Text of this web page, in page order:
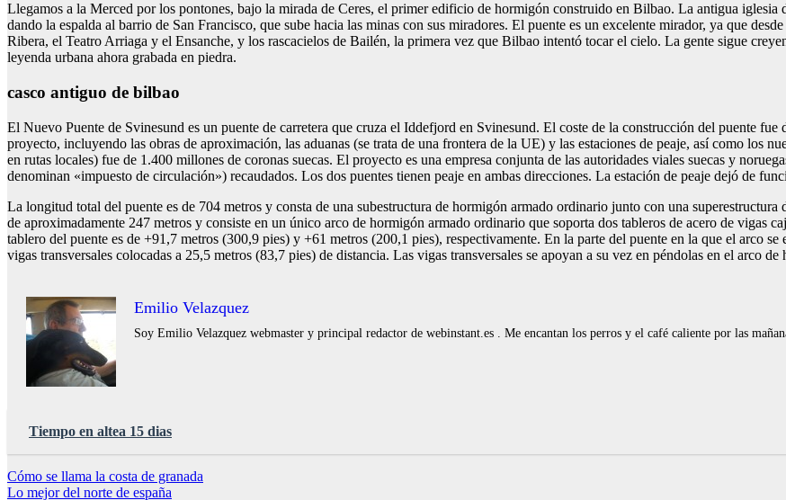
Llegamos a la Merced por los pontones, bajo la mirada de Ceres, el primer edificio de hormigón construido en Bilbao. La antigua
dando la espalda al barrio de San Francisco, que sube hacia las minas con sus miradores. El puente es un excelente mirador, ya que
Ribera, el Teatro Arriaga y el Ensanche, y los rascacielos de Bailén, la primera vez que Bilbao intentó tocar el cielo. La gente sigue
leyenda urbana ahora grabada en piedra.
casco antiguo de bilbao
El Nuevo Puente de Svinesund es un puente de carretera que cruza el Iddefjord en Svinesund. El coste de la construcción del puente
proyecto, incluyendo las obras de aproximación, las aduanas (se trata de una frontera de la UE) y las estaciones de peaje, así como los
en rutas locales) fue de 1.400 millones de coronas suecas. El proyecto es una empresa conjunta de las autoridades viales suecas y
denominan «impuesto de circulación») recaudados. Los dos puentes tienen peaje en ambas direcciones. La estación de peaje dejó de
La longitud total del puente es de 704 metros y consta de una subestructura de hormigón armado ordinario junto con una
de aproximadamente 247 metros y consiste en un único arco de hormigón armado ordinario que soporta dos tableros de acero de vigas
tablero del puente es de +91,7 metros (300,9 pies) y +61 metros (200,1 pies), respectivamente. En la parte del puente en la que el arco
vigas transversales colocadas a 25,5 metros (83,7 pies) de distancia. Las vigas transversales se apoyan a su vez en péndolas en el arco de
Emilio Velazquez
Soy Emilio Velazquez webmaster y principal redactor de webinstant.es . Me encantan los perros y el café caliente por las
Tiempo en altea 15 dias
Navegación
Cómo se llama la costa de granada
Lo mejor del norte de españa